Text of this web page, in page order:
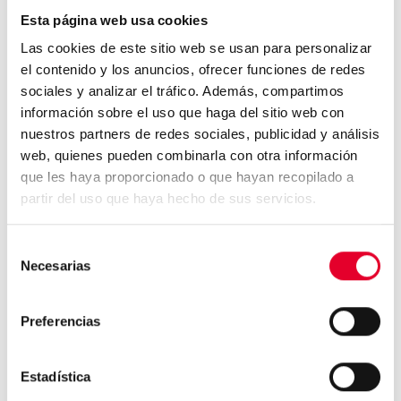
Esta página web usa cookies
Las cookies de este sitio web se usan para personalizar
el contenido y los anuncios, ofrecer funciones de redes
sociales y analizar el tráfico. Además, compartimos
información sobre el uso que haga del sitio web con
nuestros partners de redes sociales, publicidad y análisis
web, quienes pueden combinarla con otra información
que les haya proporcionado o que hayan recopilado a
partir del uso que haya hecho de sus servicios.
Necesarias
Preferencias
Estadística
Café Soluble
Descafeinado soluble 1,2 Kg
Leche soluble 2,4 Kg
Chocolate Soluble 2,6 Kg
1,8 Kg
Azúcar